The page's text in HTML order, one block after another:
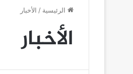
الرئيسية / الأخبار
الأخبار